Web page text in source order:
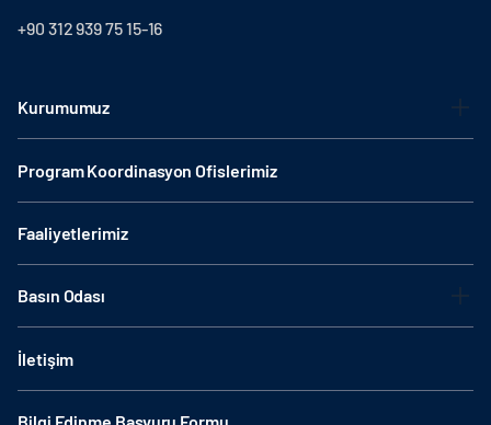
+90 312 939 75 15-16
Kurumumuz
Program Koordinasyon Ofislerimiz
Faaliyetlerimiz
Basın Odası
İletişim